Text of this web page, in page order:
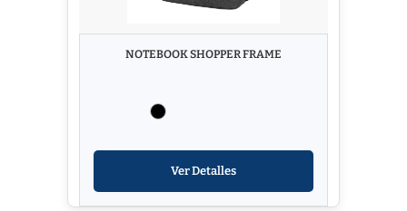
NOTEBOOK SHOPPER FRAME
Ver Detalles